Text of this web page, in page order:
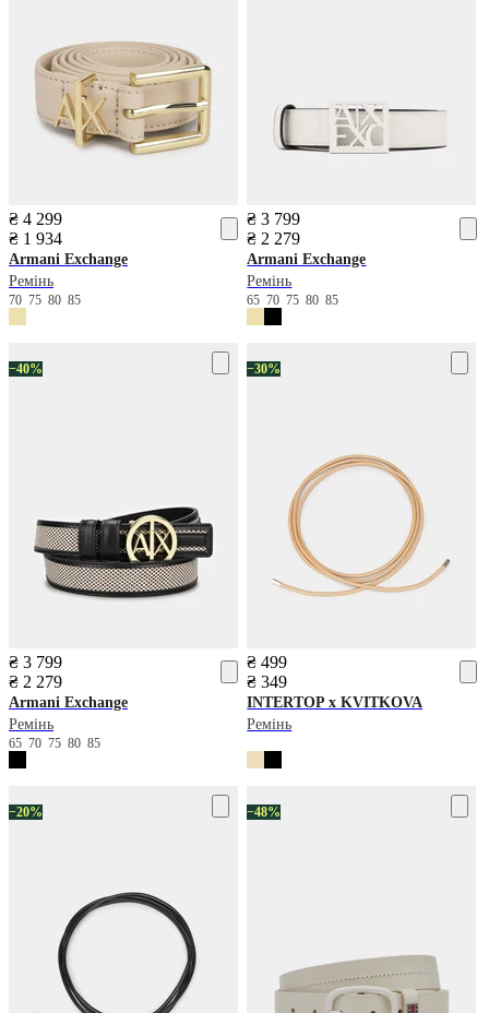
₴ 4 299
₴ 1 934
Armani Exchange
Ремінь
70 75 80 85
₴ 3 799
₴ 2 279
Armani Exchange
Ремінь
6570758085
−40%
₴ 3 799
₴ 2 279
Armani Exchange
Ремінь
65 70 75 80 85
−30%
₴ 499
₴ 349
INTERTOP x KVITKOVA
Ремінь
−20% −48%